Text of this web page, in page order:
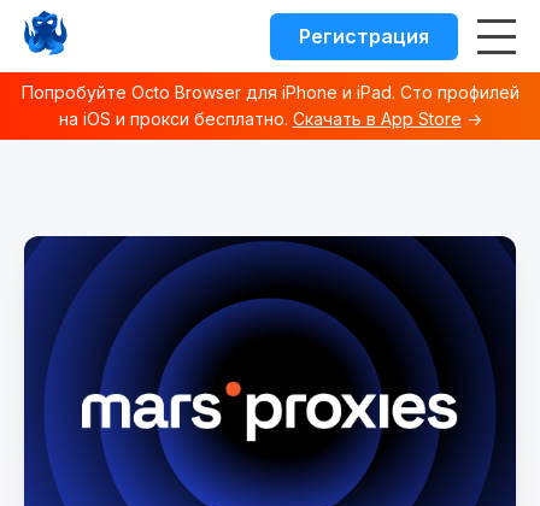
Попробуйте Octo Browser для iPhone и iPad. Сто профилей
на iOS и прокси бесплатно. Скачать в App Store →
Use this file to discover all available documentation
Регистрация